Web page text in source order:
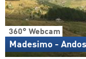
360° Webcam
Madesimo -